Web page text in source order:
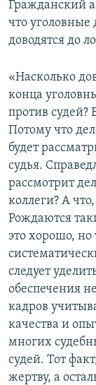
Гражданский
что уголовные
доводятся до
«Насколько
конца
против судей?
Потому что
будет
судья.
рассмотрит
коллеги? А
Рождаются
это хорошо, но
следует
обеспечения
кадров
качества и
многих
судей. Тот
жертву, а